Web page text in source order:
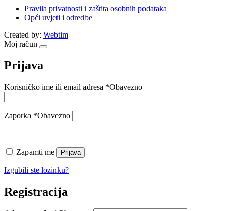
Pravila privatnosti i zaštita osobnih podataka
Opći uvjeti i odredbe
Created by: Webtim
Moj račun
Prijava
Korisničko ime ili email adresa *Obavezno
Zaporka *Obavezno
Zapamti me Prijava
Izgubili ste lozinku?
Registracija